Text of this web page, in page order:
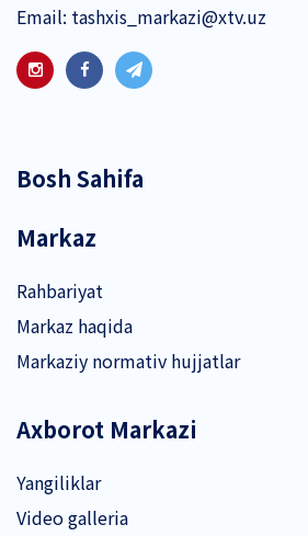
Email: tashxis_markazi@xtv.uz
Bosh Sahifa
Markaz
Rahbariyat
Markaz haqida
Markaziy normativ hujjatlar
Axborot Markazi
Yangiliklar
Video galleria